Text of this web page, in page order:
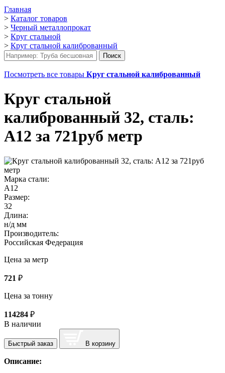
Главная
> Каталог товаров
> Черный металлопрокат
> Круг стальной
> Круг стальной калиброванный
Посмотреть все товары Круг стальной калиброванный
Круг стальной
калиброванный 32, сталь:
А12 за 721руб метр
Марка стали:
А12
Размер:
32
Длина:
н/д мм
Производитель:
Российская Федерация
Цена за метр
721 ₽
Цена за тонну
114284 ₽
В наличии
Быстрый заказ В корзину
Описание: